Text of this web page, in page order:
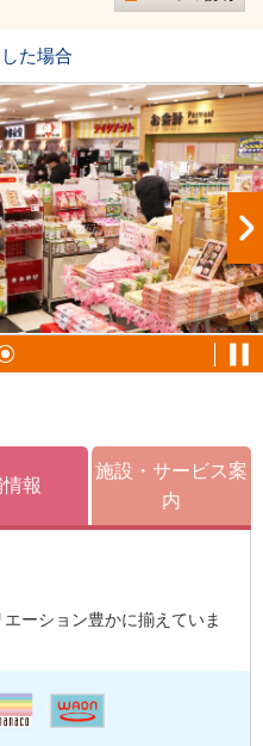
た場合
報
施設・サービス案
内
ーション豊かに揃えていま